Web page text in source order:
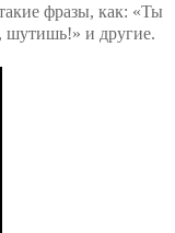
фразы, как: «Ты
шутишь!» и другие.